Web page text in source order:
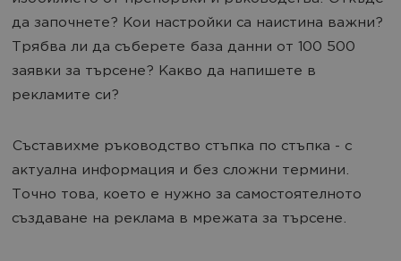
да започнете? Кои настройки са наистина важни?
Трябва ли да съберете база данни от 100 500
заявки за търсене? Какво да напишете в
рекламите си?
Съставихме ръководство стъпка по стъпка - с
актуална информация и без сложни термини.
Точно това, което е нужно за самостоятелното
създаване на реклама в мрежата за търсене.